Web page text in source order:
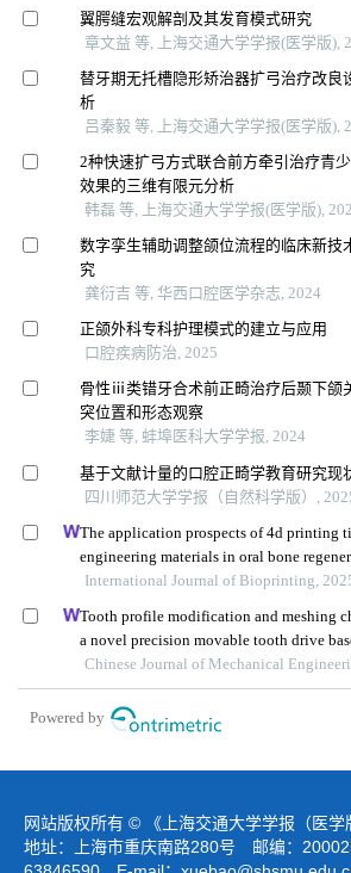
翼腭缝宏观解剖及其发育模式研究
章文益 等, 上海交通大学学报(医学版),
替牙期无托槽隐形矫治器扩弓治疗改良
析
吕秦毅 等, 上海交通大学学报(医学版),
2种快速扩弓方式联合前方牵引治疗青
效果的三维有限元分析
韩磊 等, 上海交通大学学报(医学版),
数字孪生辅助调整颌位流程的临床新技
究
龚衍吉 等, 华西口腔医学杂志, 2024
正颌外科专科护理模式的建立与应用
口腔疾病防治, 2025
骨性ⅲ类错牙合术前正畸治疗后颞下颌
突位置和形态观察
李婕 等, 蚌埠医科大学学报, 2024
基于文献计量的口腔正畸学教育研究现
四川师范大学学报（自然科学版）,
The application prospects of 4d printing
engineering materials in oral bone
International Journal of Bioprinting,
Tooth profile modification and meshing
a novel precision movable tooth drive
logarithmic spiral
Chinese Journal of Mechanical
Powered by
网站版权所有 © 《上海交通大学学报（医学
地址：上海市重庆南路280号 邮编：